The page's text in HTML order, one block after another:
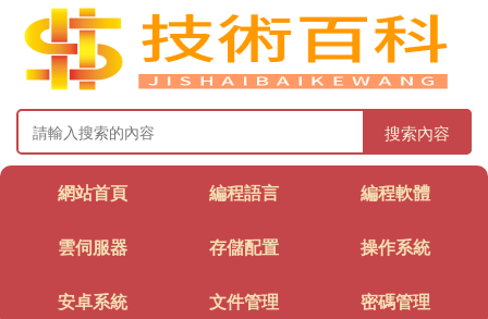
搜索內容
網站首頁 編程語言 編程軟體
雲伺服器 存儲配置 操作系統
安卓系統 文件管理 密碼管理